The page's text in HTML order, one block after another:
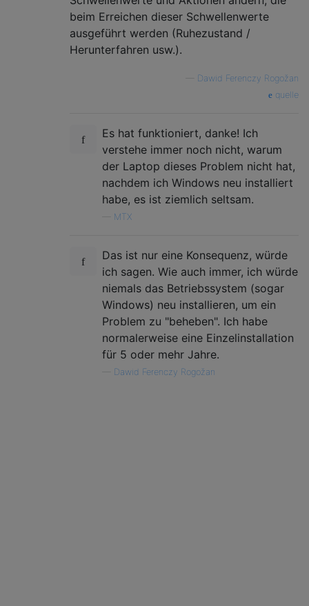
beim Erreichen dieser Schwellenwerte
ausgeführt werden (Ruhezustand /
Herunterfahren usw.).
Dawid Ferenczy Rogožan
quelle
Es hat funktioniert, danke! Ich
verstehe immer noch nicht, warum
der Laptop dieses Problem nicht hat,
nachdem ich Windows neu installiert
habe, es ist ziemlich seltsam.
MTX
Das ist nur eine Konsequenz, würde
ich sagen. Wie auch immer, ich würde
niemals das Betriebssystem (sogar
Windows) neu installieren, um ein
Problem zu "beheben". Ich habe
normalerweise eine Einzelinstallation
für 5 oder mehr Jahre.
Dawid Ferenczy Rogožan